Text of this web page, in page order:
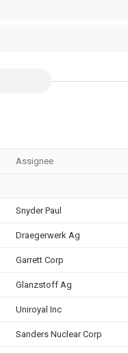
Assignee
Snyder Paul
Draegerwerk Ag
Garrett Corp
Glanzstoff Ag
Uniroyal Inc
Sanders Nuclear Corp